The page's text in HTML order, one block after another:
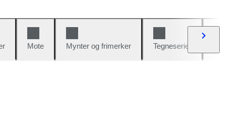
Mote Mynter og frimerker Tegneserier